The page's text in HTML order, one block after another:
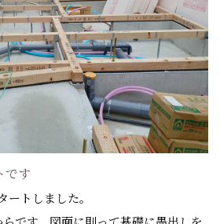
です
ートしました。